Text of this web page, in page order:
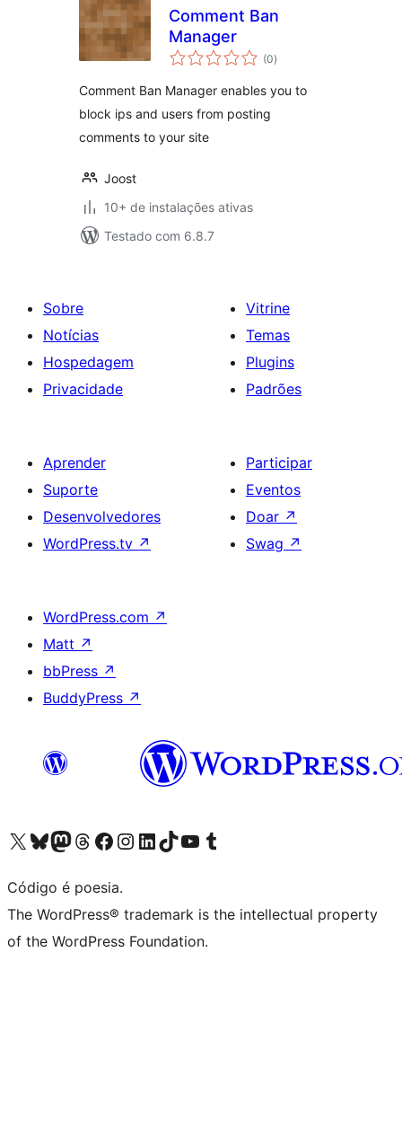
Comment Ban
Manager
(0total
de
)
Comment Ban Manager enables you to
block ips and users from posting
comments to your site
Joost
10+ de instalações ativas
Testado com 6.8.7
Sobre
Notícias
Hospedagem
Privacidade
Vitrine
Temas
Plugins
Padrões
Aprender
Suporte
Desenvolvedores
WordPress.tv ↗
Participar
Eventos
Doar ↗
Swag ↗
WordPress.com ↗
Matt ↗
bbPress ↗
BuddyPress ↗
Acessar nossa conta do X (antigo Twitter)
Acessar nossa conta do Bluesky
Acessar nossa conta do Mastodon
Acessar nossa conta do Threads
Acessar nossa página do Facebook
Acessar nossa conta do Instagram
Acessar nossa conta do LinkedIn
Acessar nossa conta do TikTok
Acessar nosso canal do YouTube
Acessar nossa conta no Tumblr
Código é poesia.
The WordPress® trademark is the intellectual property
of the WordPress Foundation.